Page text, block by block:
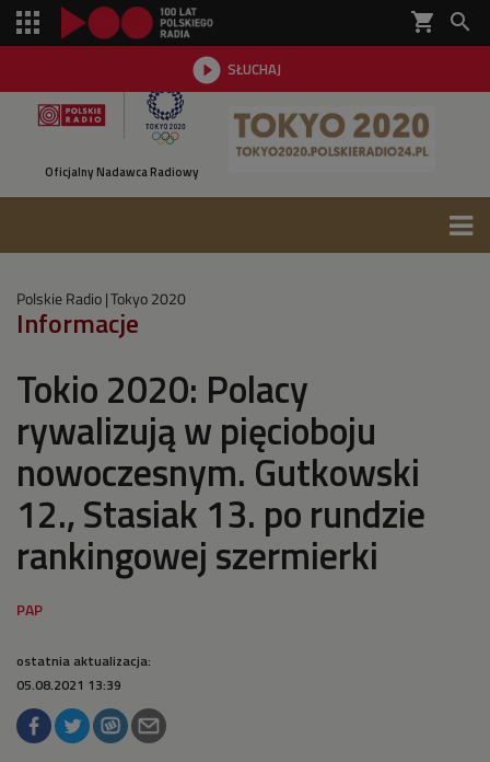
shopping_cart 
 SŁUCHAJ

Oficjalny Nadawca Radiowy
Polskie Radio Tokyo 2020
Informacje
Tokio 2020: Polacy
rywalizują w pięcioboju
nowoczesnym. Gutkowski
12., Stasiak 13. po rundzie
rankingowej szermierki
ostatnia aktualizacja:
05.08.2021 13:39